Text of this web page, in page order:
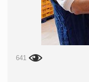
641